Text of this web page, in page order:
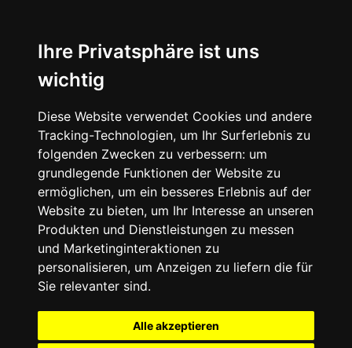
Ihre Privatsphäre ist uns
wichtig
Diese Website verwendet Cookies und andere
Tracking-Technologien, um Ihr Surferlebnis zu
folgenden Zwecken zu verbessern: um
grundlegende Funktionen der Website zu
ermöglichen, um ein besseres Erlebnis auf der
Website zu bieten, um Ihr Interesse an unseren
Produkten und Dienstleistungen zu messen
und Marketinginteraktionen zu
personalisieren, um Anzeigen zu liefern die für
Sie relevanter sind.
Alle akzeptieren